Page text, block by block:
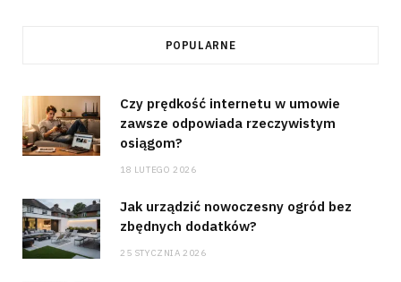
POPULARNE
Czy prędkość internetu w umowie
zawsze odpowiada rzeczywistym
osiągom?
18 LUTEGO 2026
Jak urządzić nowoczesny ogród bez
zbędnych dodatków?
25 STYCZNIA 2026